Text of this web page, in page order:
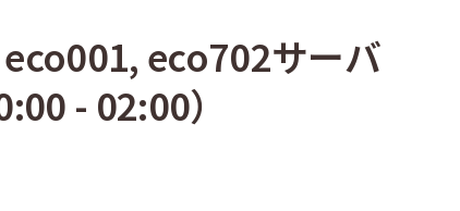
eco702サーバ
- 02:00）